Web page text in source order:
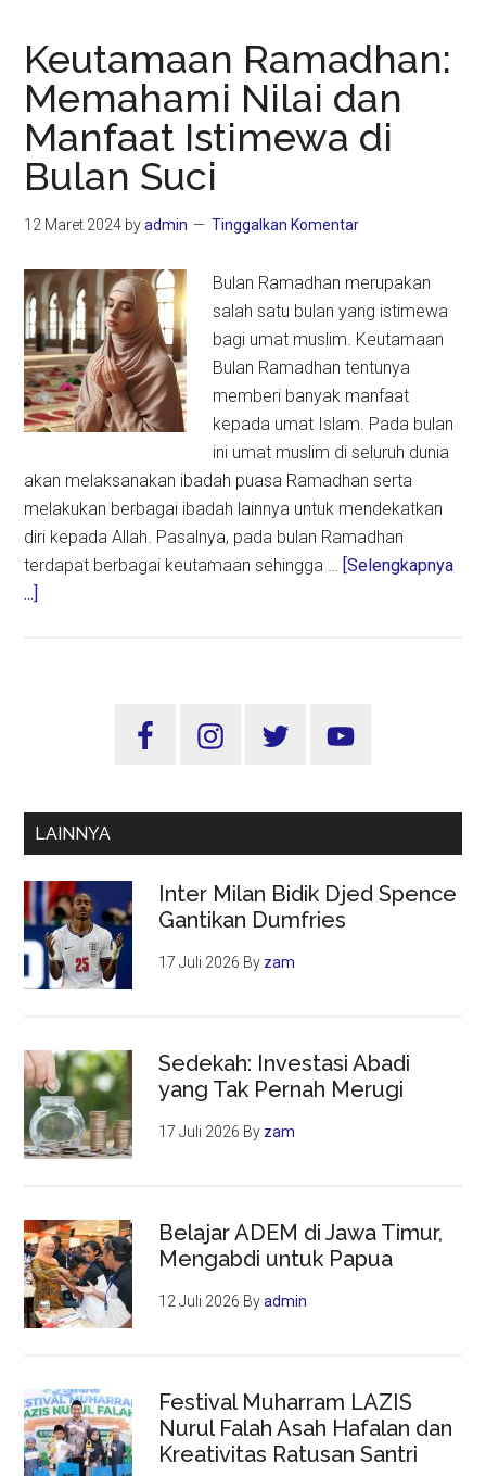
Keutamaan Ramadhan:
Memahami Nilai dan
Manfaat Istimewa di
Bulan Suci
12 Maret 2024 byadmin Tinggalkan Komentar
Bulan Ramadhan merupakan
salah satu bulan yang istimewa
bagi umat muslim. Keutamaan
Bulan Ramadhan tentunya
memberi banyak manfaat
kepada umat Islam. Pada bulan
ini umat muslim di seluruh dunia
akan melaksanakan ibadah puasa Ramadhan serta
melakukan berbagai ibadah lainnya untuk mendekatkan
diri kepada Allah. Pasalnya, pada bulan Ramadhan
terdapat berbagai keutamaan sehingga … [Selengkapnya
...]
di
Bulan
Sidebar
LAINNYA
Inter Milan Bidik Djed Spence
Gantikan Dumfries
17 Juli 2026 By zam
Sedekah: Investasi Abadi
yang Tak Pernah Merugi
17 Juli 2026 By zam
Belajar ADEM di Jawa Timur,
Mengabdi untuk Papua
12 Juli 2026 Byadmin
Festival Muharram LAZIS
Nurul Falah Asah Hafalan dan
Kreativitas Ratusan Santri